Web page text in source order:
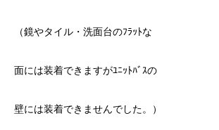
（鏡やタイル・洗面台のﾌﾗｯﾄな
面には装着できますがﾕﾆｯﾄﾊﾞｽの
壁には装着できませんでした。）